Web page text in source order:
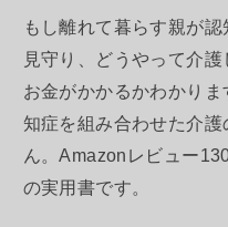
もし離れて暮らす親が
見守り、どうやって介
お金がかかるかわかり
知症を組み合わせた介
ん。Amazonレビュー
の実用書です。